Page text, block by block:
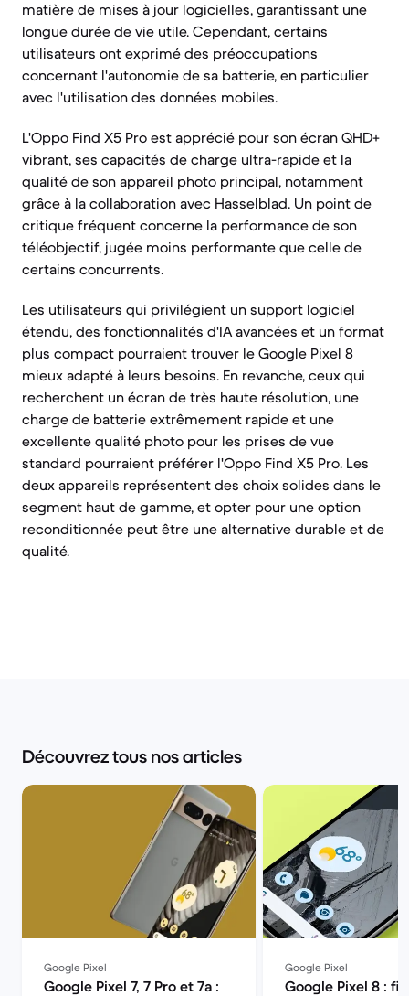
matière de mises à jour logicielles, garantissant une
longue durée de vie utile. Cependant, certains
utilisateurs ont exprimé des préoccupations
concernant l'autonomie de sa batterie, en particulier
avec l'utilisation des données mobiles.
L'Oppo Find X5 Pro est apprécié pour son écran QHD+
vibrant, ses capacités de charge ultra-rapide et la
qualité de son appareil photo principal, notamment
grâce à la collaboration avec Hasselblad. Un point de
critique fréquent concerne la performance de son
téléobjectif, jugée moins performante que celle de
certains concurrents.
Les utilisateurs qui privilégient un support logiciel
étendu, des fonctionnalités d'IA avancées et un format
plus compact pourraient trouver le Google Pixel 8
mieux adapté à leurs besoins. En revanche, ceux qui
recherchent un écran de très haute résolution, une
charge de batterie extrêmement rapide et une
excellente qualité photo pour les prises de vue
standard pourraient préférer l'Oppo Find X5 Pro. Les
deux appareils représentent des choix solides dans le
segment haut de gamme, et opter pour une option
reconditionnée peut être une alternative durable et de
qualité.
Découvrez tous nos articles
Google Pixel
Google Pixel 7, 7 Pro et 7a :
Google Pixel
Google Pixel 8 :